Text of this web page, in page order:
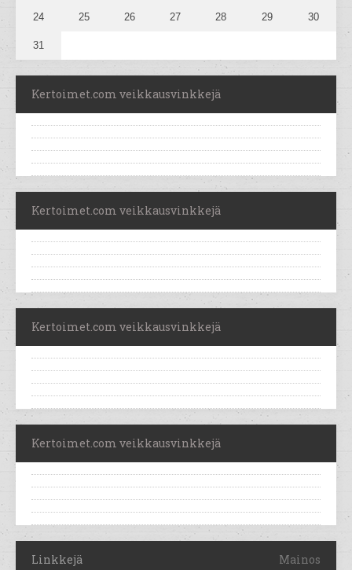
24 25 26 27 28 29 30
31
Kertoimet.com veikkausvinkkejä
Kertoimet.com veikkausvinkkejä
Kertoimet.com veikkausvinkkejä
Kertoimet.com veikkausvinkkejä
Linkkejä Mainos